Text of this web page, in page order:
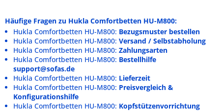
Häufige Fragen zu Hukla Comfortbetten HU-M800:
Hukla Comfortbetten HU-M800: Bezugsmuster bestellen
Hukla Comfortbetten HU-M800: Versand / Selbstabholung
Hukla Comfortbetten HU-M800: Zahlungsarten
Hukla Comfortbetten HU-M800: Bestellhilfe
support@sofas.de
Hukla Comfortbetten HU-M800: Lieferzeit
Hukla Comfortbetten HU-M800: Preisvergleich &
Konfigurationshilfe
Hukla Comfortbetten HU-M800: Kopfstützenvorrichtung